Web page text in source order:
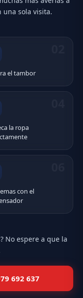
una sola visita.
el tambor
la ropa
con el
No espere a que la
692 637